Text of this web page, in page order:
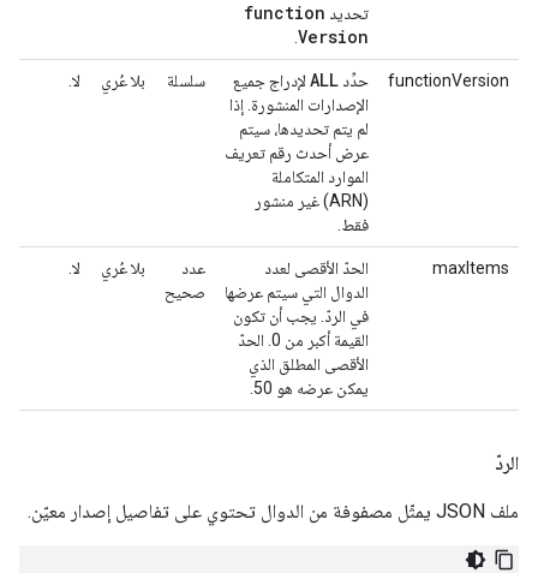
تحديد function
Version
functionVersion حدِّد ALL لإدراج جميع
الإصدارات المنشورة. إذا
لم يتم تحديدها، سيتم
عرض أحدث رقم تعريف
الموارد المتكاملة
(ARN) غير منشور
فقط.
سلسلة بلا عُري لا.
maxItems
الحدّ الأقصى لعدد
الدوال التي سيتم عرضها
في الردّ. يجب أن تكون
القيمة أكبر من 0. الحدّ
الأقصى المطلق الذي
يمكن عرضه هو 50.
عدد
صحيح
بلا عُري لا.
الردّ
ملف JSON يمثّل مصفوفة من الدوال تحتوي على تفاصيل إصدار معيّن.